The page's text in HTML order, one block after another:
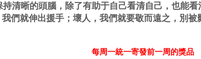
清晰的頭腦，除了有助于自己看清自己，也能
們就伸出援手；壞人，我們就要敬而遠之，別被
每周一統一寄發前一周的獎品